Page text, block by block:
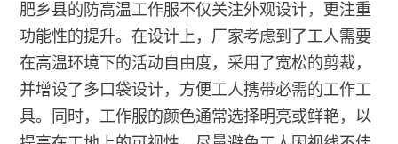
肥乡县的防高温工作服不仅关注外观设计，更注重
功能性的提升。在设计上，厂家考虑到了工人需要
在高温环境下的活动自由度，采用了宽松的剪裁，
并增设了多口袋设计，方便工人携带必需的工作工
具。同时，工作服的颜色通常选择明亮或鲜艳，以